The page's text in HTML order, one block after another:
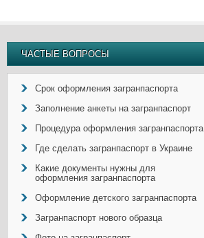
ЧАСТЫЕ ВОПРОСЫ
Срок оформления загранпаспорта
Заполнение анкеты на загранпаспорт
Процедура оформления загранпаспорта
Где сделать загранпаспорт в Украине
Какие документы нужны для
оформления загранпаспорта
Оформление детского загранпаспорта
Загранпаспорт нового образца